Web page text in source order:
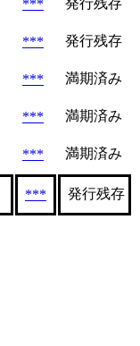
***
***
発行残存
***
満期済み
***
満期済み
*** 満期済み
*** 発行残存